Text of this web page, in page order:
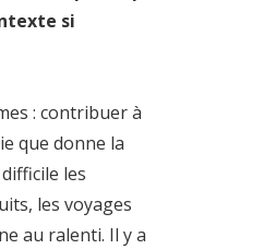
si
: contribuer à
que donne la
les
les voyages
au ralenti. Il y a